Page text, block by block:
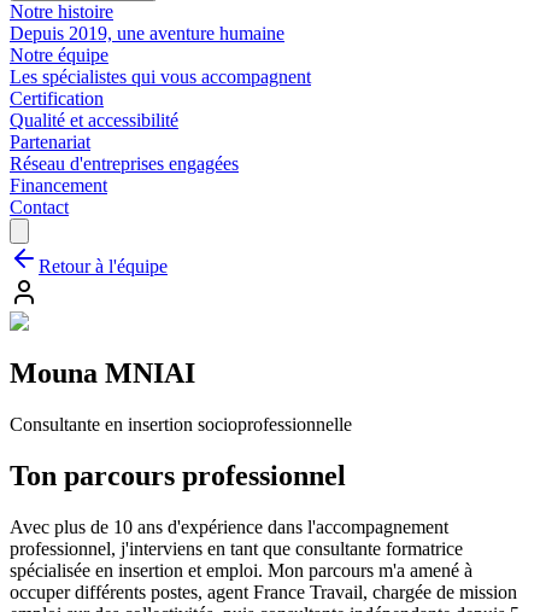
Notre histoire
Depuis 2019, une aventure humaine
Notre équipe
Les spécialistes qui vous accompagnent
Certification
Qualité et accessibilité
Partenariat
Réseau d'entreprises engagées
Financement
Contact
Retour à l'équipe
Mouna MNIAI
Consultante en insertion socioprofessionnelle
Ton parcours professionnel
Avec plus de 10 ans d'expérience dans l'accompagnement
professionnel, j'interviens en tant que consultante formatrice
spécialisée en insertion et emploi. Mon parcours m'a amené à
occuper différents postes, agent France Travail, chargée de mission